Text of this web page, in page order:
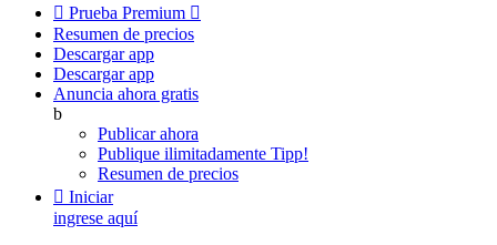
 Prueba Premium 
Resumen de precios
Descargar app
Descargar app
Anuncia ahora gratis
b
Publicar ahora
Publique ilimitadamente Tipp!
Resumen de precios
 Iniciar
ingrese aquí